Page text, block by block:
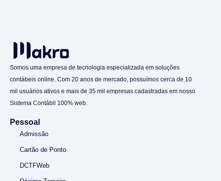
Somos uma empresa de tecnologia especializada em soluções
contábeis online. Com 20 anos de mercado, possuímos cerca de 10
mil usuários ativos e mais de 35 mil empresas cadastradas em nosso
Sistema Contábil 100% web.
Pessoal
Admissão
Cartão de Ponto
DCTFWeb